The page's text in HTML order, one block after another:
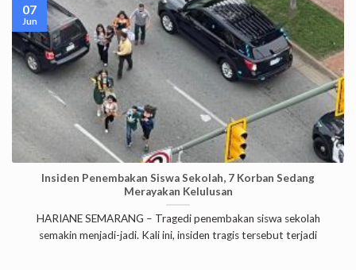
Insiden Penembakan Siswa Sekolah, 7 Korban Sedang
Merayakan Kelulusan
HARIANE SEMARANG – Tragedi penembakan siswa sekolah
semakin menjadi-jadi. Kali ini, insiden tragis tersebut terjadi
07
Jun